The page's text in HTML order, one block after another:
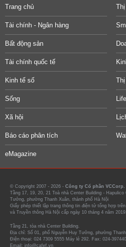
Trang chủ
Tài chính - Ngân hàng
Bất động sản
Tài chính quốc tế
Kinh tế số
Sống
Xã hội
Báo cáo phân tích
eMagazine
© Copyright 2007 - 2026 - Công ty Cổ phần VCCorp.
Tầng 17, 19, 20, 21 Toà nhà Center Building -
Tưởng, phường Thanh Xuân, thành phố Hà Nội
Giấy phép thiết lập trang thông tin điện tử tổng hợp
và Truyền thông Hà Nội cấp ngày 10 tháng 4 năm 2019.
Tầng 21, tòa nhà Center Building.
Địa chỉ: Số 01, phố Nguyễn Huy Tưởng, phường
Điện thoại: 024 7309 5555 Máy lẻ 292. Fax: 024-
Email: info@cafef.vn